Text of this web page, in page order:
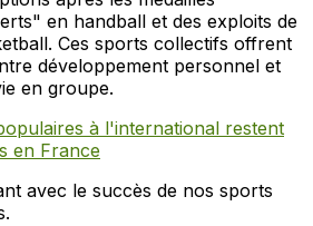
en handball et des exploits de
Ces sports collectifs offrent
développement personnel et
en groupe.
à l'international restent
en France
avec le succès de nos sports